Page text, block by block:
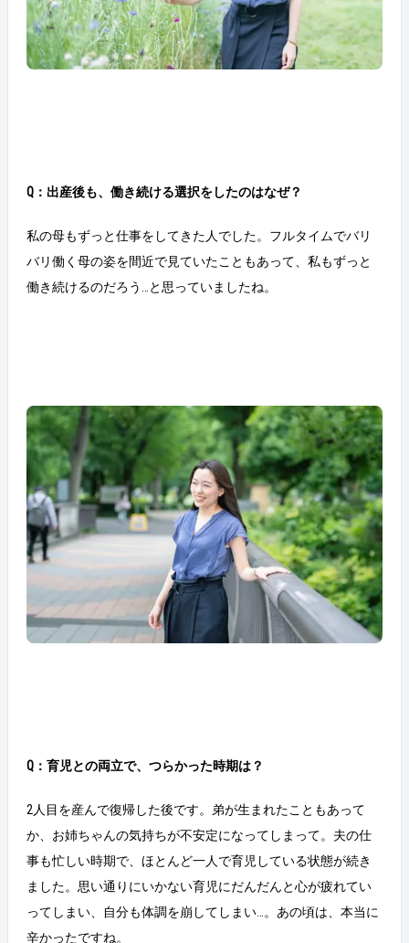
Q：出産後も、働き続ける選択をしたのはなぜ？
私の母もずっと仕事をしてきた人でした。フルタイムでバリ
バリ働く母の姿を間近で見ていたこともあって、私もずっと
働き続けるのだろう…と思っていましたね。
Q：育児との両立で、つらかった時期は？
2人目を産んで復帰した後です。弟が生まれたこともあって
か、お姉ちゃんの気持ちが不安定になってしまって。夫の仕
事も忙しい時期で、ほとんど一人で育児している状態が続き
ました。思い通りにいかない育児にだんだんと心が疲れてい
ってしまい、自分も体調を崩してしまい…。あの頃は、本当に
辛かったですね。